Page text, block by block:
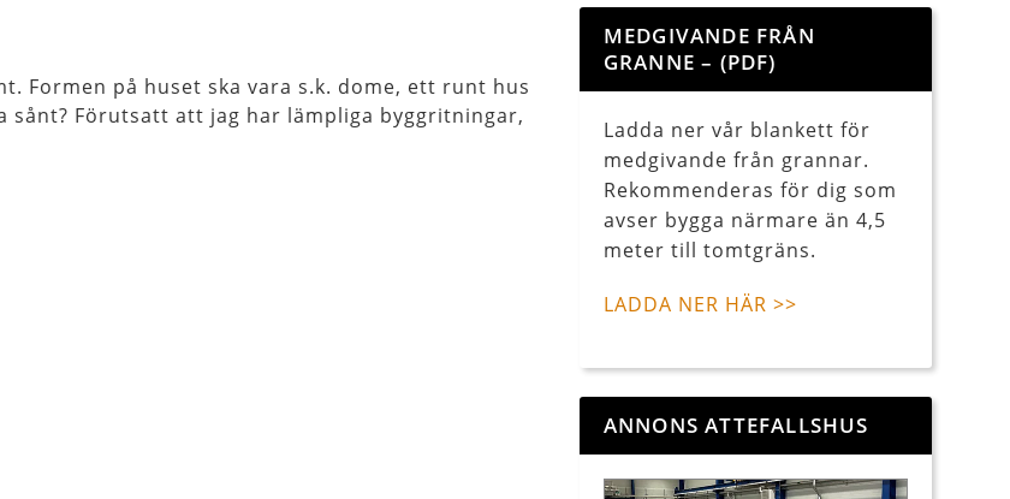
Formen på huset ska vara s.k. dome, ett runt hus
Förutsatt att jag har lämpliga byggritningar,
MEDGIVANDE FRÅN
GRANNE – (PDF)
Ladda ner vår blankett för
medgivande från grannar.
Rekommenderas för dig som
avser bygga närmare än 4,5
meter till tomtgräns.
LADDA NER HÄR >>
ANNONS ATTEFALLSHUS